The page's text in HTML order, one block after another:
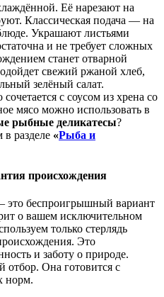
Её нарезают на
Классическая подача — на
Украшают листьями
и не требует сложных
станет отварной
свежий ржаной хлеб,
зелёный салат.
с соусом из хрена со
мясо можно использовать в
рыбные деликатесы?
в разделе «Рыба и
происхождения
это беспроигрышный вариант
о вашем исключительном
только стерлядь
Это
и заботу о природе.
отбор. Она готовится с
норм.